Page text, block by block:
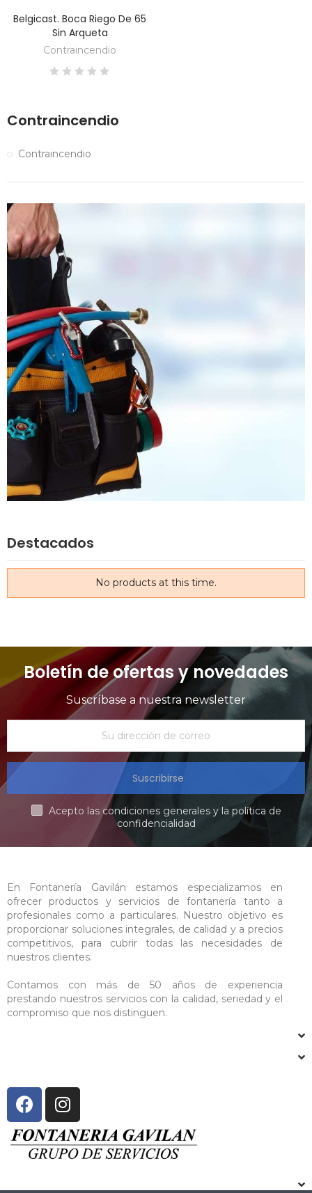
DESCUBRE
Belgicast. Boca Riego De 65
Sin Arqueta
Contraincendio
Contraincendio
Contraincendio
Destacados
No products at this time.
Boletín de ofertas y novedades
Suscríbase a nuestra newsletter
Suscribirse
Acepto las condiciones generales y la política de
confidencialidad
En Fontanería Gavilán estamos especializamos en
ofrecer productos y servicios de fontanería tanto a
profesionales como a particulares. Nuestro objetivo es
proporcionar soluciones integrales, de calidad y a precios
competitivos, para cubrir todas las necesidades de
nuestros clientes.
Contamos con más de 50 años de experiencia
prestando nuestros servicios con la calidad, seriedad y el
compromiso que nos distinguen.